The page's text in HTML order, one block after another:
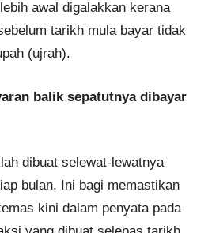
awal digalakkan kerana
tarikh mula bayar tidak
(ujrah).
balik sepatutnya dibayar
dibuat selewat-lewatnya
bulan. Ini bagi memastikan
kini dalam penyata pada